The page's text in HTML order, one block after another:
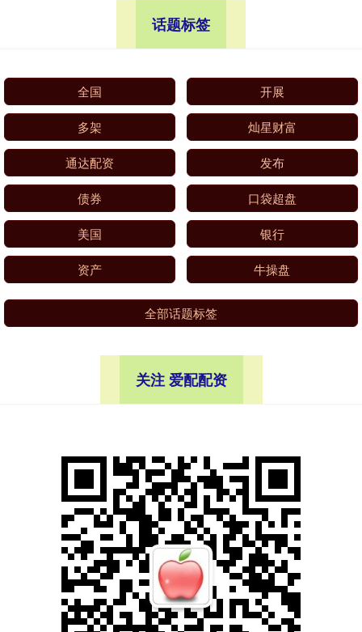
话题标签
全国 开展
多架 灿星财富
通达配资 发布
债券 口袋超盘
美国 银行
资产 牛操盘
全部话题标签
关注 爱配配资